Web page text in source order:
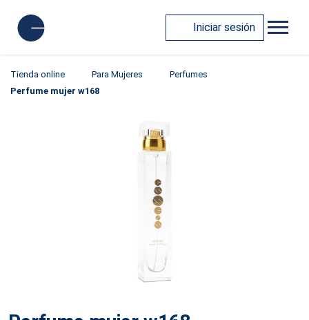
Iniciar sesión
Tienda online Para Mujeres
Perfumes
Perfume mujer w168